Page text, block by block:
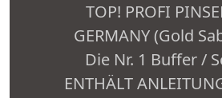
TOP! PROFI
GERMANY (Gold
Die Nr. 1 Buffer /
ENTHÄLT